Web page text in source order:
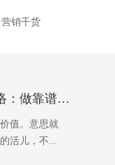
营销干货
济南雷鸣网络：做靠谱的互联网服务
值。意思就
活儿，不...